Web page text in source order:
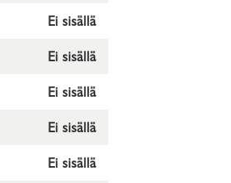
Ei sisällä
Ei sisällä
Ei sisällä
Ei sisällä
Ei sisällä